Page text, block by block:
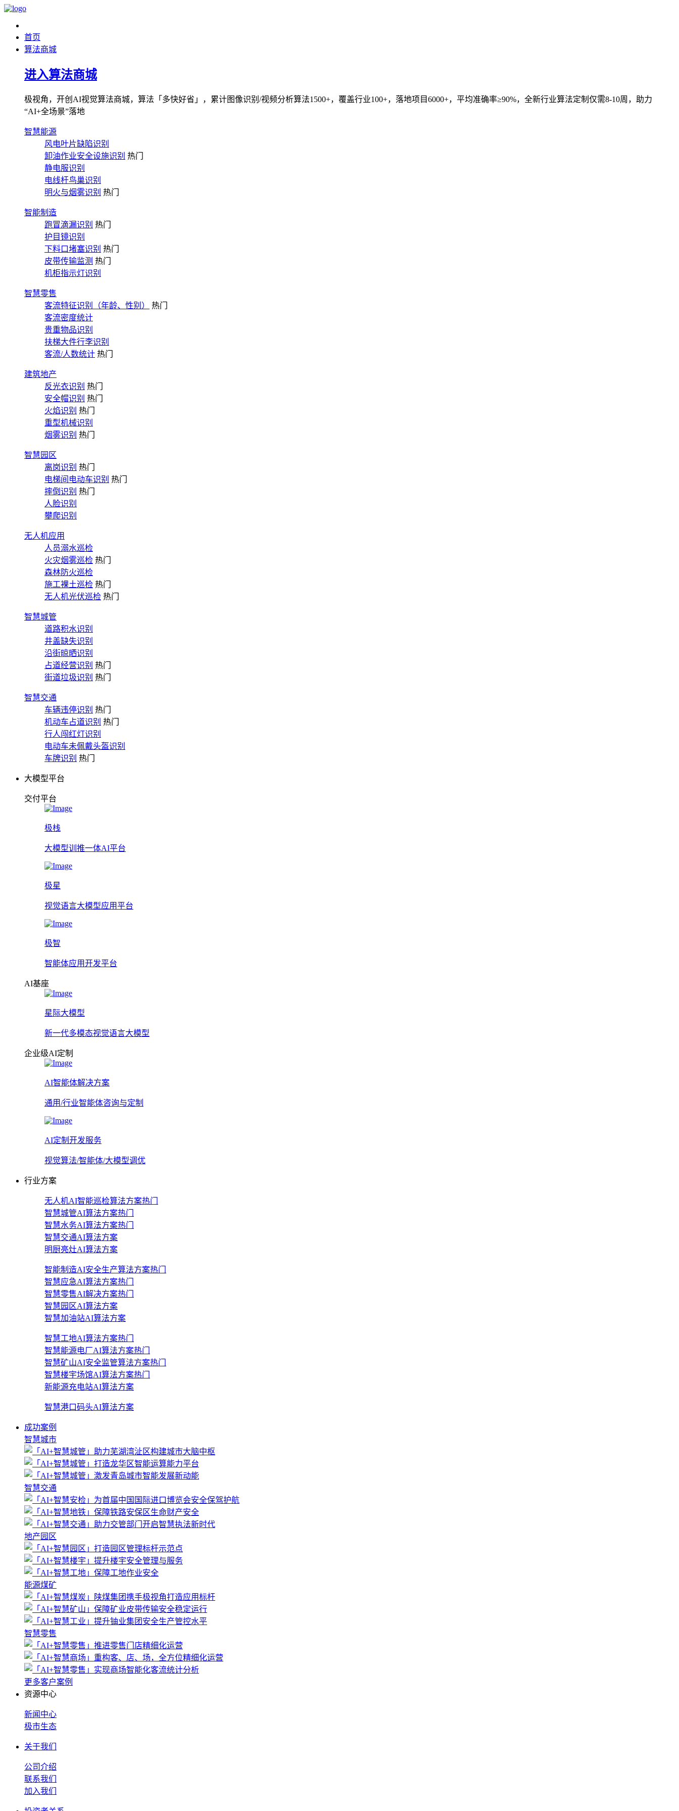
首页
算法商城
进入算法商城
极视角，开创AI视觉算法商城，算法「多快好省」，累计图像识别/视频分析算法1500+，覆盖行业100+，落地项目6000+，平均准确率≥90%，全新行业算法定制仅需8-10周，助力
“AI+全场景”落地
智慧能源
风电叶片缺陷识别
卸油作业安全设施识别 热门
静电服识别
电线杆鸟巢识别
明火与烟雾识别 热门
智能制造
跑冒滴漏识别 热门
护目镜识别
下料口堵塞识别 热门
皮带传输监测 热门
机柜指示灯识别
智慧零售
客流特征识别（年龄、性别）
热门
客流密度统计
贵重物品识别
扶梯大件行李识别
客流/人数统计 热门
建筑地产
反光衣识别 热门
安全帽识别 热门
火焰识别 热门
重型机械识别
烟雾识别 热门
智慧园区
离岗识别 热门
电梯间电动车识别 热门
摔倒识别 热门
人脸识别
攀爬识别
无人机应用
人员溺水巡检
火灾烟雾巡检 热门
森林防火巡检
施工裸土巡检 热门
无人机光伏巡检 热门
智慧城管
道路积水识别
井盖缺失识别
沿街晾晒识别
占道经营识别 热门
街道垃圾识别 热门
智慧交通
车辆违停识别 热门
机动车占道识别 热门
行人闯红灯识别
电动车未佩戴头盔识别
车牌识别 热门
大模型平台
交付平台
极栈
大模型训推一体AI平台
极星
视觉语言大模型应用平台
极智
智能体应用开发平台
AI基座
星际大模型
新一代多模态视觉语言大模型
企业级AI定制
AI智能体解决方案
通用/行业智能体咨询与定制
AI定制开发服务
视觉算法/智能体/大模型调优
行业方案
无人机AI智能巡检算法方案热门
智慧城管AI算法方案热门
智慧水务AI算法方案热门
智慧交通AI算法方案
明厨亮灶AI算法方案
智能制造AI安全生产算法方案热门
智慧应急AI算法方案热门
智慧零售AI解决方案热门
智慧园区AI算法方案
智慧加油站AI算法方案
智慧工地AI算法方案热门
智慧能源电厂AI算法方案热门
智慧矿山AI安全监管算法方案热门
智慧楼宇场馆AI算法方案热门
新能源充电站AI算法方案
智慧港口码头AI算法方案
成功案例
智慧城市
智慧交通
地产园区
能源煤矿
智慧零售
更多客户案例
资源中心
新闻中心
极市生态
关于我们
公司介绍
联系我们
加入我们